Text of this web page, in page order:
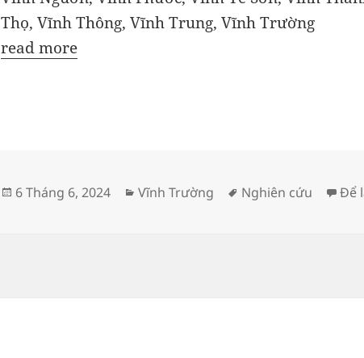
Thọ, Vĩnh Thông, Vĩnh Trung, Vĩnh Trường
read more
Đăng
6 Tháng 6, 2024
Danh
Vĩnh Trường Thẻ
Nghiên cứu Để